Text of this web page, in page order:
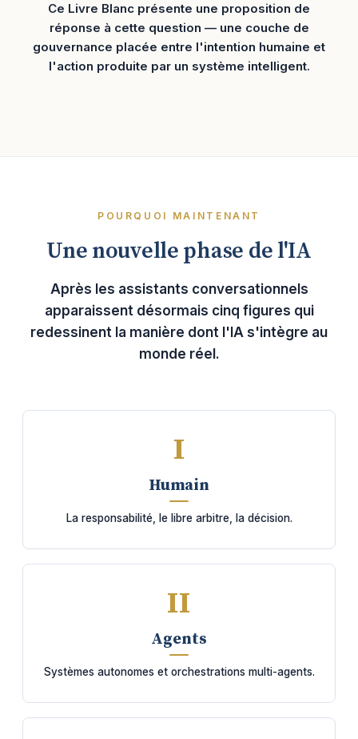
Ce Livre Blanc présente une proposition de
réponse à cette question — une couche de
gouvernance placée entre l'intention humaine et
l'action produite par un système intelligent.
POURQUOI MAINTENANT
Une nouvelle phase de l'IA
Après les assistants conversationnels
apparaissent désormais cinq figures qui
redessinent la manière dont l'IA s'intègre au
monde réel.
I
Humain
La responsabilité, le libre arbitre, la décision.
II
Agents
Systèmes autonomes et orchestrations multi-agents.